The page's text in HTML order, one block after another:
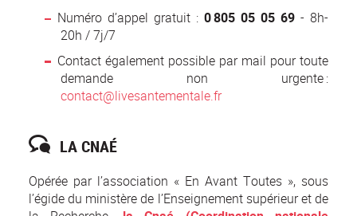
Numéro d’appel gratuit :0 805 05 05 69 - 8h-
20h / 7j/7
Contact également possible par mail pour toute
demande non urgente :
contact@livesantementale.fr
LA CNAÉ
Opérée par l’association « En Avant Toutes », sous
l’égide du ministère de l’Enseignement supérieur et de